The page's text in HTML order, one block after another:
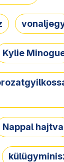
Kylie
Nappal hajtva